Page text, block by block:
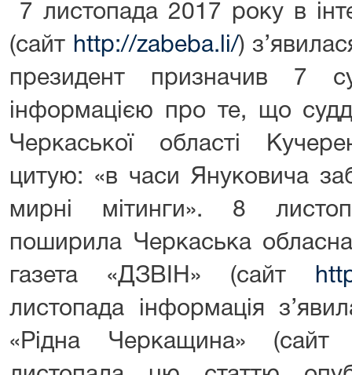
7 листопада 2017 року в
(сайт http://zabeba.li/)
президент призначив 7
інформацією про те, що
Черкаської області
цитую: «в часи Януковича
мирні мітинги». 8
поширила Черкаська
газета «ДЗВІН» (сайт
листопада інформація
«Рідна Черкащина»